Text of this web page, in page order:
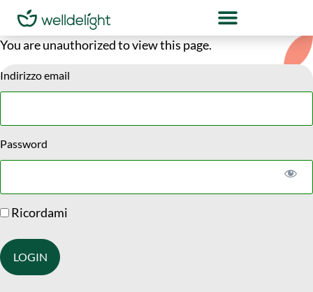
You are unauthorized to view this page.
Indirizzo email
Password
Ricordami